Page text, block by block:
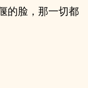
的脸，那一切都